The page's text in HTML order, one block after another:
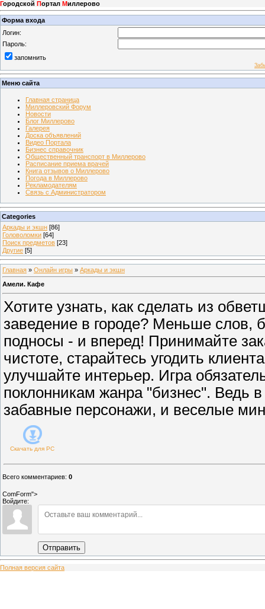
Городской Портал Миллерово
Форма входа
Логин:
Пароль:
запомнить
Меню сайта
Главная страница
Миллеровский Форум
Новости
Блог Миллерово
Галерея
Доска объявлений
Видео Портала
Бизнес справочник
Общественный транспорт в Миллерово
Расписание приема врачей
Книга отзывов о Миллерово
Погода в Миллерово
Рекламодателям
Связь с Администратором
Categories
Аркады и экшн [86]
Головоломки [64]
Поиск предметов [23]
Другие [5]
Главная » Онлайн игры » Аркады и экшн
Амели. Кафе
Хотите узнать, как сделать из
заведение в городе? Меньше слов,
подносы - и вперед! Принимайте
чистоте, старайтесь угодить
улучшайте интерьер. Игра
поклонникам жанра "бизнес". Ведь
забавные персонажи, и веселые
Скачать для PC
Всего комментариев: 0
ComForm">
Войдите:
Отправить
Полная версия сайта